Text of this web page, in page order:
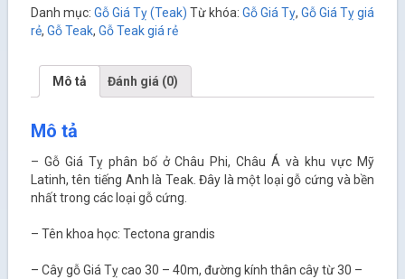
Danh mục: Gỗ Giá Tỵ (Teak) Từ khóa: Gỗ Giá Tỵ, Gỗ Giá Tỵ giá
rẻ, Gỗ Teak, Gỗ Teak giá rẻ
Mô tả Đánh giá (0)
Mô tả
– Gỗ Giá Tỵ phân bố ở Châu Phi, Châu Á và khu vực Mỹ
Latinh, tên tiếng Anh là Teak. Đây là một loại gỗ cứng và bền
nhất trong các loại gỗ cứng.
– Tên khoa học: Tectona grandis
– Cây gỗ Giá Tỵ cao 30 – 40m, đường kính thân cây từ 30 –